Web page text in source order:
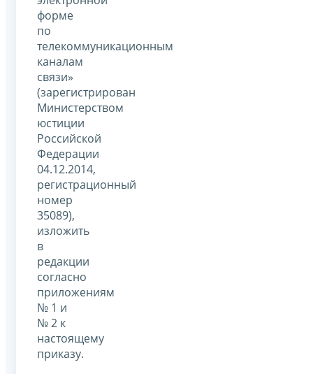
форме
по
телекоммуникационным
каналам
связи»
(зарегистрирован
Министерством
юстиции
Российской
Федерации
04.12.2014,
регистрационный
номер
35089),
изложить
в
редакции
согласно
приложениям
№ 1 и
№ 2 к
настоящему
приказу.